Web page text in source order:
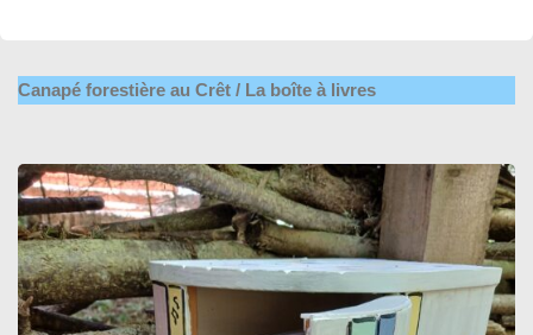
Canapé forestière au Crêt / La boîte à livres